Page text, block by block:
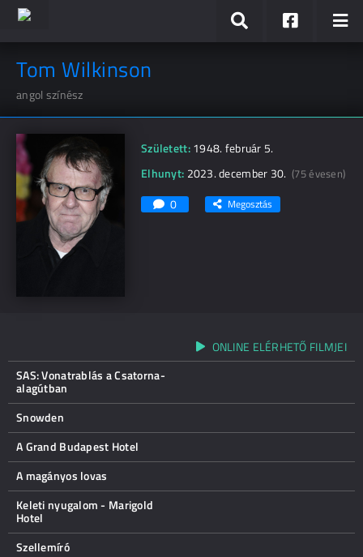
Tom Wilkinson
angol színész
Született:1948. február 5.
Elhunyt: 2023. december 30.(75 évesen)
0 Megosztás
ONLINE ELÉRHETŐ FILMJEI
SAS: Vonatrablás a Csatorna-
alagútban
Snowden
A Grand Budapest Hotel
A magányos lovas
Keleti nyugalom - Marigold
Hotel
Szellemíró